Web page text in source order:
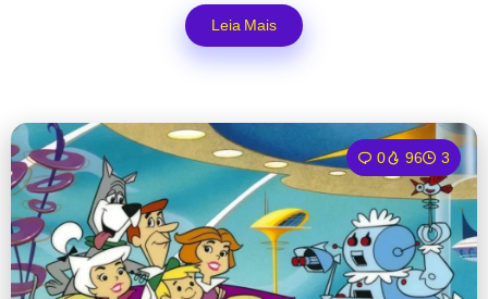
Leia Mais
0 96 3